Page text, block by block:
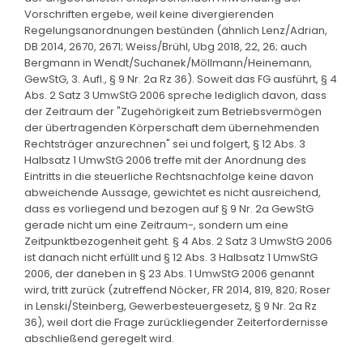
Vorschriften ergebe, weil keine divergierenden
Regelungsanordnungen bestünden (ähnlich Lenz/Adrian,
DB 2014, 2670, 2671; Weiss/Brühl, Ubg 2018, 22, 26; auch
Bergmann in Wendt/Suchanek/Möllmann/Heinemann,
GewStG, 3. Aufl., § 9 Nr. 2a Rz 36). Soweit das FG ausführt, § 4
Abs. 2 Satz 3 UmwStG 2006 spreche lediglich davon, dass
der Zeitraum der "Zugehörigkeit zum Betriebsvermögen
der übertragenden Körperschaft dem übernehmenden
Rechtsträger anzurechnen" sei und folgert, § 12 Abs. 3
Halbsatz 1 UmwStG 2006 treffe mit der Anordnung des
Eintritts in die steuerliche Rechtsnachfolge keine davon
abweichende Aussage, gewichtet es nicht ausreichend,
dass es vorliegend und bezogen auf § 9 Nr. 2a GewStG
gerade nicht um eine Zeitraum-, sondern um eine
Zeitpunktbezogenheit geht. § 4 Abs. 2 Satz 3 UmwStG 2006
ist danach nicht erfüllt und § 12 Abs. 3 Halbsatz 1 UmwStG
2006, der daneben in § 23 Abs. 1 UmwStG 2006 genannt
wird, tritt zurück (zutreffend Nöcker, FR 2014, 819, 820; Roser
in Lenski/Steinberg, Gewerbesteuergesetz, § 9 Nr. 2a Rz
36), weil dort die Frage zurückliegender Zeiterfordernisse
abschließend geregelt wird.